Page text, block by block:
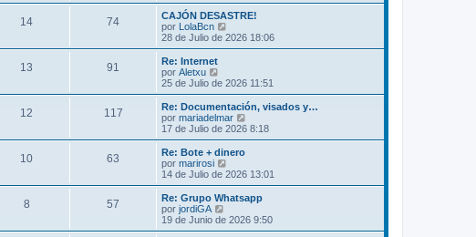
e
s
a
j
e
m
o
m
e
j
e
ú
l
t
m
o
m
e
s
a
j
e
14 74
CAJÓN DESASTRE!
por LolaBcn
e
r
t
m
o
m
e
s
j
e
28 de Julio de 2026 18:06
13 91
Re: Internet
por Aletxu
e
r
ú
l
t
m
o
m
e
s
a
j
25 de Julio de 2026 11:51
12 117
Re: Documentación, visados y…
por mariadelmar
e
r
t
o
m
e
17 de Julio de 2026 8:18
10 63
Re: Bote + dinero
por marirosi
e
r
ú
t
14 de Julio de 2026 13:01
8 57
Re: Grupo Whatsapp
por jordiGA
e
r
19 de Junio de 2026 9:50